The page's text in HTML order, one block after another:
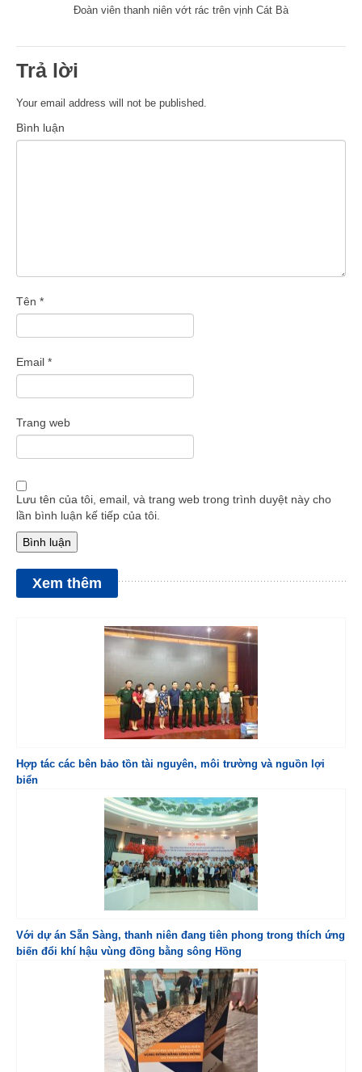
Đoàn viên thanh niên vớt rác trên vịnh Cát Bà
Trả lời
Your email address will not be published.
Bình luận
Tên *
Email *
Trang web
Lưu tên của tôi, email, và trang web trong trình duyệt này cho
lần bình luận kế tiếp của tôi.
Xem thêm
Hợp tác các bên bảo tồn tài nguyên, môi trường và nguồn lợi
biển
Với dự án Sẵn Sàng, thanh niên đang tiên phong trong thích ứng
biến đổi khí hậu vùng đồng bằng sông Hồng